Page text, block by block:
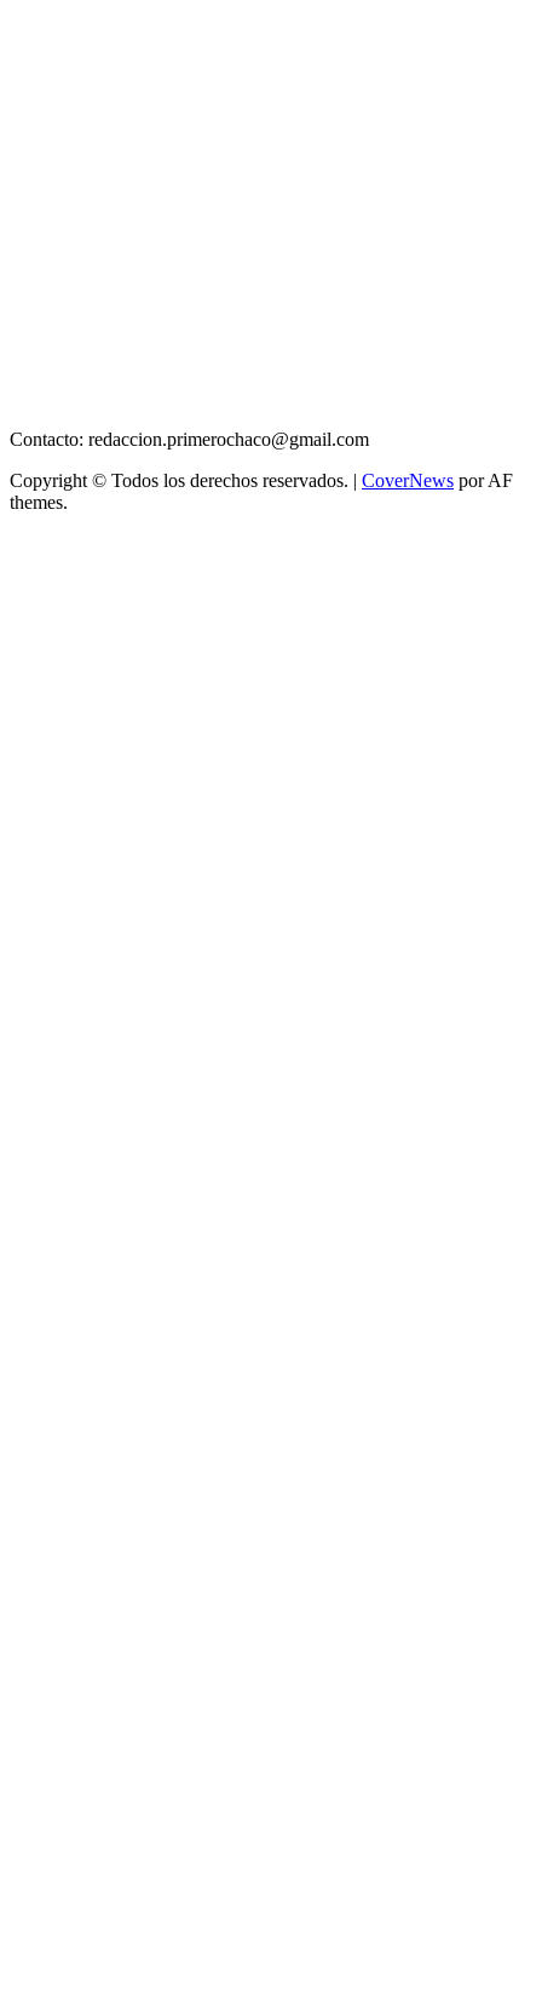
Contacto: redaccion.primerochaco@gmail.com
Copyright © Todos los derechos reservados. | CoverNews por AF
themes.